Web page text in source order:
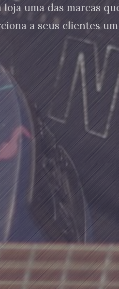
loja uma das marcas
a seus clientes